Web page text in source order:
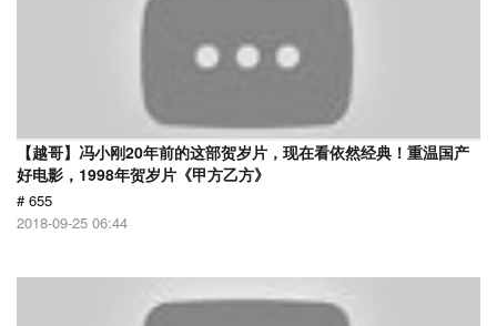
【越哥】冯小刚20年前的这部贺岁片，现在看依然经典！重温国产
好电影，1998年贺岁片《甲方乙方》
# 655
2018-09-25 06:44